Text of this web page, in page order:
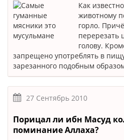
Как
животному
горло.
перерезать
голову.
запрещено употреблять в
зарезанного подобным
27 Сентябрь 2010
Порицал ли ибн Масуд
поминание Аллаха?